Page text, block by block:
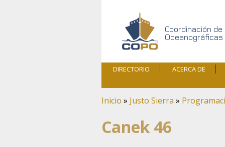
Coordinación
Oceanográficas
DIRECTORIO
ACERCA DE
ESTADÍSTICAS
ANTECEDENTES
Inicio » Justo Sierra »
Canek 46